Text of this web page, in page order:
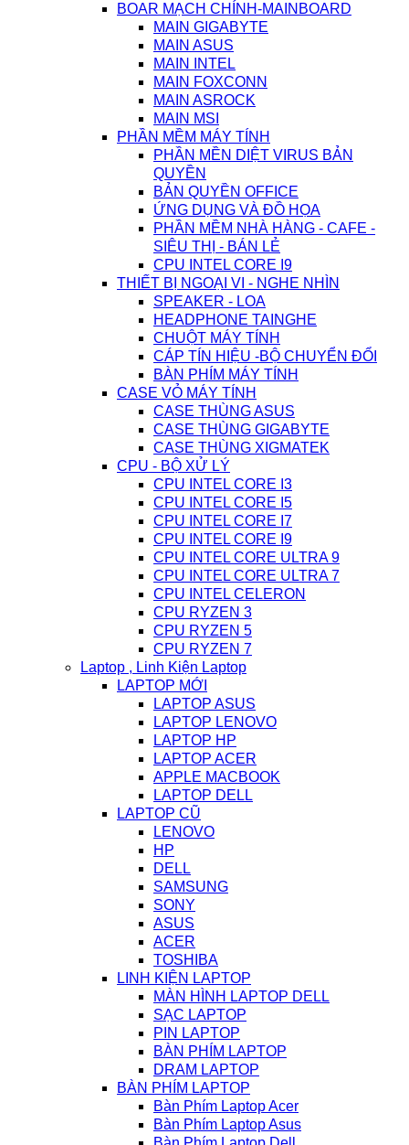
BOAR MẠCH CHÍNH-MAINBOARD
MAIN GIGABYTE
MAIN ASUS
MAIN INTEL
MAIN FOXCONN
MAIN ASROCK
MAIN MSI
PHẦN MỀM MÁY TÍNH
PHẦN MỀN DIỆT VIRUS BẢN
QUYỀN
BẢN QUYỀN OFFICE
ỨNG DỤNG VÀ ĐỒ HỌA
PHẦN MỀM NHÀ HÀNG - CAFE -
SIÊU THỊ - BÁN LẺ
CPU INTEL CORE I9
THIẾT BỊ NGOẠI VI - NGHE NHÌN
SPEAKER - LOA
HEADPHONE TAINGHE
CHUỘT MÁY TÍNH
CÁP TÍN HIỆU -BỘ CHUYỂN ĐỔI
BÀN PHÍM MÁY TÍNH
CASE VỎ MÁY TÍNH
CASE THÙNG ASUS
CASE THÙNG GIGABYTE
CASE THÙNG XIGMATEK
CPU - BỘ XỬ LÝ
CPU INTEL CORE I3
CPU INTEL CORE I5
CPU INTEL CORE I7
CPU INTEL CORE I9
CPU INTEL CORE ULTRA 9
CPU INTEL CORE ULTRA 7
CPU INTEL CELERON
CPU RYZEN 3
CPU RYZEN 5
CPU RYZEN 7
Laptop , Linh Kiện Laptop
LAPTOP MỚI
LAPTOP ASUS
LAPTOP LENOVO
LAPTOP HP
LAPTOP ACER
APPLE MACBOOK
LAPTOP DELL
LAPTOP CŨ
LENOVO
HP
DELL
SAMSUNG
SONY
ASUS
ACER
TOSHIBA
LINH KIỆN LAPTOP
MÀN HÌNH LAPTOP DELL
SẠC LAPTOP
PIN LAPTOP
BÀN PHÍM LAPTOP
DRAM LAPTOP
BÀN PHÍM LAPTOP
Bàn Phím Laptop Acer
Bàn Phím Laptop Asus